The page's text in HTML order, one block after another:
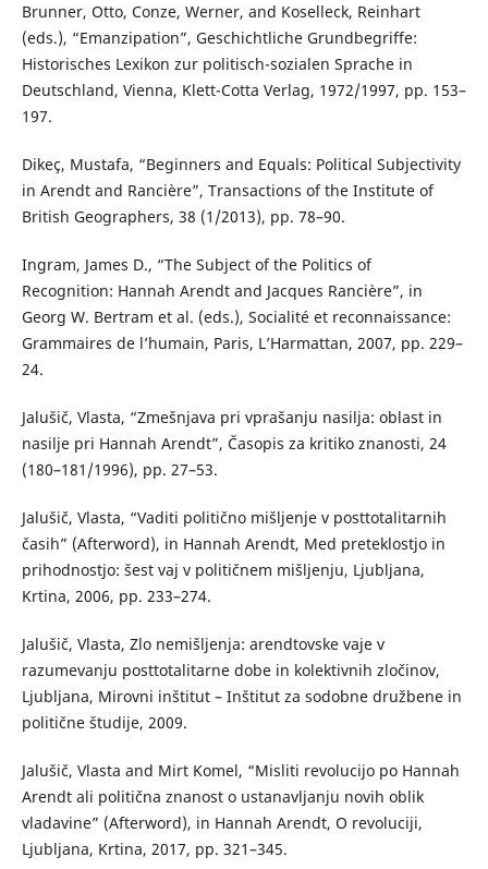
Brunner, Otto, Conze, Werner, and Koselleck, Reinhart
(eds.), “Emanzipation”, Geschichtliche Grundbegriffe:
Historisches Lexikon zur politisch-sozialen Sprache in
Deutschland, Vienna, Klett-Cotta Verlag, 1972/1997, pp. 153–
197.
Dikeç, Mustafa, “Beginners and Equals: Political Subjectivity
in Arendt and Rancière”, Transactions of the Institute of
British Geographers, 38 (1/2013), pp. 78–90.
Ingram, James D., “The Subject of the Politics of
Recognition: Hannah Arendt and Jacques Rancière”, in
Georg W. Bertram et al. (eds.), Socialité et reconnaissance:
Grammaires de l’humain, Paris, L’Harmattan, 2007, pp. 229–
24.
Jalušič, Vlasta, “Zmešnjava pri vprašanju nasilja: oblast in
nasilje pri Hannah Arendt”, Časopis za kritiko znanosti, 24
(180–181/1996), pp. 27–53.
Jalušič, Vlasta, “Vaditi politično mišljenje v posttotalitarnih
časih” (Afterword), in Hannah Arendt, Med preteklostjo in
prihodnostjo: šest vaj v političnem mišljenju, Ljubljana,
Krtina, 2006, pp. 233–274.
Jalušič, Vlasta, Zlo nemišljenja: arendtovske vaje v
razumevanju posttotalitarne dobe in kolektivnih zločinov,
Ljubljana, Mirovni inštitut – Inštitut za sodobne družbene in
politične študije, 2009.
Jalušič, Vlasta and Mirt Komel, “Misliti revolucijo po Hannah
Arendt ali politična znanost o ustanavljanju novih oblik
vladavine” (Afterword), in Hannah Arendt, O revoluciji,
Ljubljana, Krtina, 2017, pp. 321–345.